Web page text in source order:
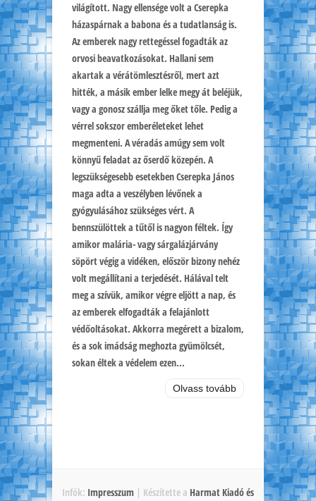
világított. Nagy ellensége volt a Cserepka
házaspárnak a babona és a tudatlanság is.
Az emberek nagy rettegéssel fogadták az
orvosi beavatkozásokat. Hallani sem
akartak a vérátömlesztésről, mert azt
hitték, a másik ember lelke megy át beléjük,
vagy a gonosz szállja meg őket tőle. Pedig a
vérrel sokszor emberéleteket lehet
megmenteni. A véradás amúgy sem volt
könnyű feladat az őserdő közepén. A
legszükségesebb esetekben Cserepka János
maga adta a veszélyben lévőnek a
gyógyulásához szükséges vért. A
bennszülöttek a tűtől is nagyon féltek. Így
amikor malária- vagy sárgalázjárvány
söpört végig a vidéken, először bizony nehéz
volt megállítani a terjedését. Hálával telt
meg a szívük, amikor végre eljött a nap, és
az emberek elfogadták a felajánlott
védőoltásokat. Akkorra megérett a bizalom,
és a sok imádság meghozta gyümölcsét,
sokan éltek a védelem ezen...
Olvass tovább
Infók: Impresszum | Készítette a Harmat Kiadó és